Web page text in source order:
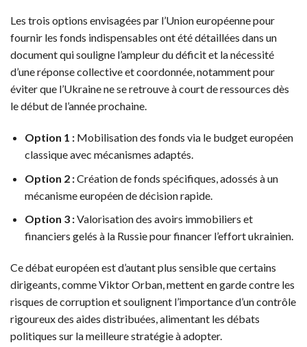
Les trois options envisagées par l’Union européenne pour
fournir les fonds indispensables ont été détaillées dans un
document qui souligne l’ampleur du déficit et la nécessité
d’une réponse collective et coordonnée, notamment pour
éviter que l’Ukraine ne se retrouve à court de ressources dès
le début de l’année prochaine.
Option 1 :Mobilisation des fonds via le budget européen
classique avec mécanismes adaptés.
Option 2 :Création de fonds spécifiques, adossés à un
mécanisme européen de décision rapide.
Option 3 :Valorisation des avoirs immobiliers et
financiers gelés à la Russie pour financer l’effort ukrainien.
Ce débat européen est d’autant plus sensible que certains
dirigeants, comme Viktor Orban, mettent en garde contre les
risques de corruption et soulignent l’importance d’un contrôle
rigoureux des aides distribuées, alimentant les débats
politiques sur la meilleure stratégie à adopter.